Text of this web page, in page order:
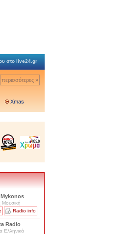
στο live24.gr
περισσότερες »
Xmas
Mykonos
Μουσική
Radio info
Radio
Ελληνικά